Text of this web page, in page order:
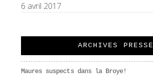
6 avril 2017
ARCHIVES PRESSE
Maures suspects dans la Broye!